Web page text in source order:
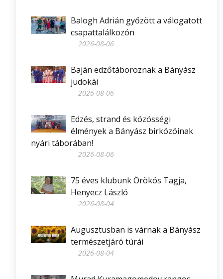
Balogh Adrián győzött a válogatott
csapattalálkozón
2026-08-06
Baján edzőtáboroznak a Bányász
judokái
2026-08-06
Edzés, strand és közösségi
élmények a Bányász birkózóinak
nyári táborában!
2026-08-06
75 éves klubunk Örökös Tagja,
Henyecz László
2026-08-04
Augusztusban is várnak a Bányász
természetjáró túrái
2026-08-04